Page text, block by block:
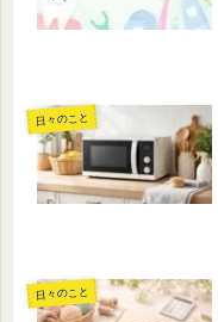
日々のこと
日々のこと